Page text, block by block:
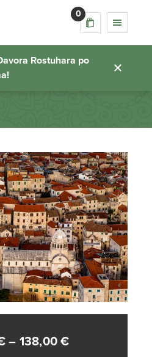
0
Rostuhara po
– 138,00€Raspon